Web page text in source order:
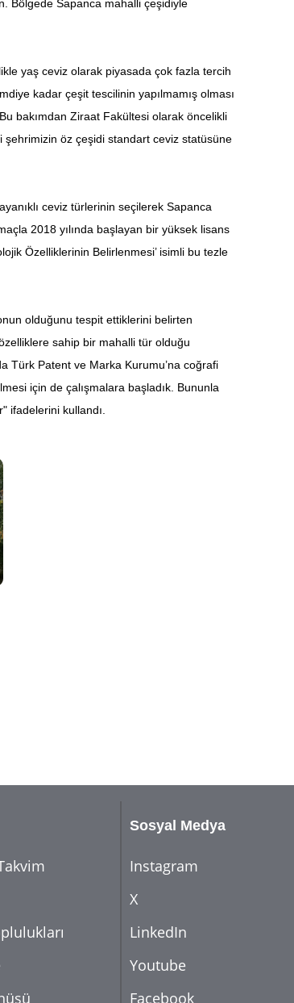
Bölgede Sapanca mahalli çeşidiyle
yaş ceviz olarak piyasada çok fazla tercih
kadar çeşit tescilinin yapılmamış olması
bakımdan Ziraat Fakültesi olarak öncelikli
öz çeşidi standart ceviz statüsüne
ceviz türlerinin seçilerek Sapanca
2018 yılında başlayan bir yüksek lisans
Özelliklerinin Belirlenmesi’ isimli bu tezle
olduğunu tespit ettiklerini belirten
sahip bir mahalli tür olduğu
Türk Patent ve Marka Kurumu’na coğrafi
için de çalışmalara başladık. Bununla
ifadelerini kullandı.
Sosyal Medya
Instagram
X
LinkedIn
Youtube
Facebook